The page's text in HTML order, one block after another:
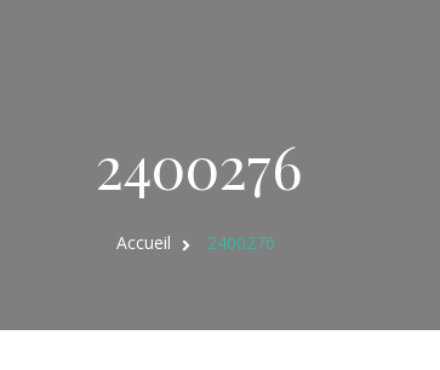
2400276
Accueil 2400276